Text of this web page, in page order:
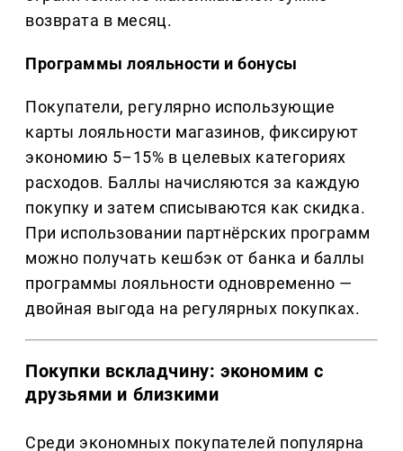
возврата в месяц.
Программы лояльности и бонусы
Покупатели, регулярно использующие
карты лояльности магазинов, фиксируют
экономию 5–15% в целевых категориях
расходов. Баллы начисляются за каждую
покупку и затем списываются как скидка.
При использовании партнёрских программ
можно получать кешбэк от банка и баллы
программы лояльности одновременно —
двойная выгода на регулярных покупках.
Покупки вскладчину: экономим с
друзьями и близкими
Среди экономных покупателей популярна